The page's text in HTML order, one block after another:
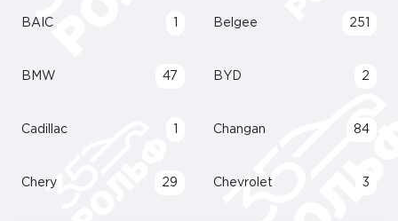
BAIC Belgee 251
BMW 47 BYD 2
Cadillac Changan 84
Chery 29 Chevrolet 3